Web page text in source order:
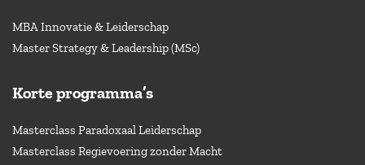
MBA Innovatie & Leiderschap
Master Strategy & Leadership (MSc)
Korte programma’s
Masterclass Paradoxaal Leiderschap
Masterclass Regievoering zonder Macht